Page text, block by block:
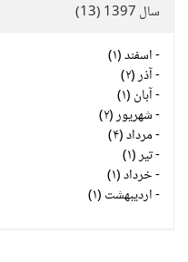
سال 1397 (13)
-اسفند (۱)
-آذر (۲)
-آبان (۱)
-شهریور (۲)
-مرداد (۴)
-تیر (۱)
-خرداد (۱)
-اردیبهشت (۱)